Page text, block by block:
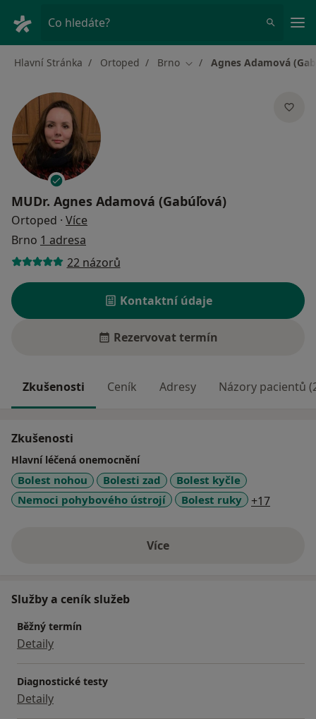
Co hledáte?
Hlavní Stránka Ortoped Brno Změna města
Agnes Adamová
MUDr. Agnes Adamová (Gabúľová)
Ortoped · Více
Brno 1 adresa
22 názorů
Kontaktní údaje
Rezervovat termín
Zkušenosti Ceník Adresy Názory pacientů
Zkušenosti
Hlavní léčená onemocnění
Bolest nohou Bolesti zad
Bolest kyčle
Nemoci pohybového ústrojí
Bolest ruky +17
Víceo zkušenostech
Služby a ceník služeb
Běžný termín
Detaily
Diagnostické testy
Detaily